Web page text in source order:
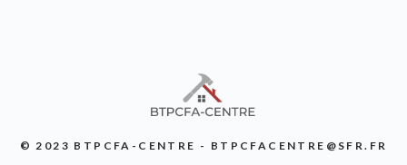
© 2023 BTPCFA-CENTRE - BTPCFACENTRE@SFR.FR